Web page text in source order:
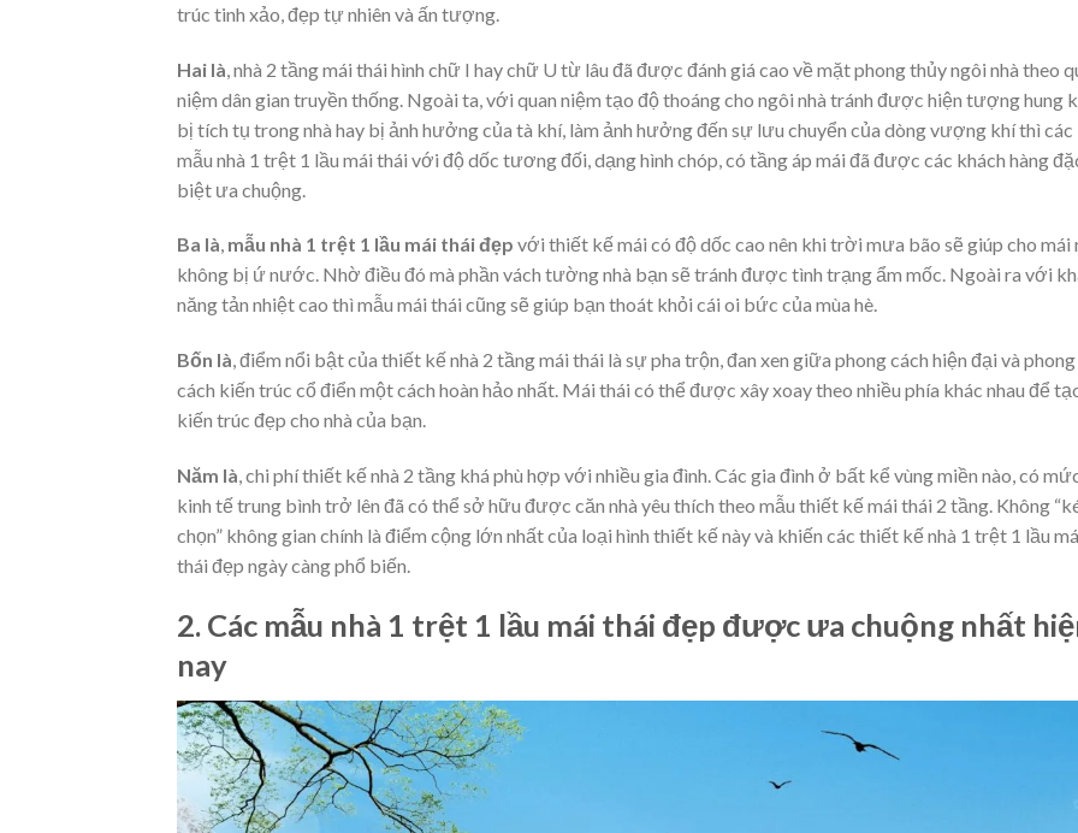
trúc tinh xảo, đẹp tự nhiên và ấn tượng.
Hai là , nhà 2 tầng mái thái hình chữ I hay chữ U từ lâu đã được đánh giá cao về mặt phong thủy ngôi nhà theo
niệm dân gian truyền thống. Ngoài ta, với quan niệm tạo độ thoáng cho ngôi nhà tránh được hiện tượng hung
bị tích tụ trong nhà hay bị ảnh hưởng của tà khí, làm ảnh hưởng đến sự lưu chuyển của dòng vượng khí thì các
mẫu nhà 1 trệt 1 lầu mái thái với độ dốc tương đối, dạng hình chóp, có tầng áp mái đã được các khách hàng
biệt ưa chuộng.
Ba là, mẫu nhà 1 trệt 1 lầu mái thái đẹp với thiết kế mái có độ dốc cao nên khi trời mưa bão sẽ giúp cho mái
không bị ứ nước. Nhờ điều đó mà phần vách tường nhà bạn sẽ tránh được tình trạng ẩm mốc. Ngoài ra với
năng tản nhiệt cao thì mẫu mái thái cũng sẽ giúp bạn thoát khỏi cái oi bức của mùa hè.
Bốn là, điểm nổi bật của thiết kế nhà 2 tầng mái thái là sự pha trộn, đan xen giữa phong cách hiện đại và phong
cách kiến trúc cổ điển một cách hoàn hảo nhất. Mái thái có thể được xây xoay theo nhiều phía khác nhau để
kiến trúc đẹp cho nhà của bạn.
Năm là, chi phí thiết kế nhà 2 tầng khá phù hợp với nhiều gia đình. Các gia đình ở bất kể vùng miền nào, có
kinh tế trung bình trở lên đã có thể sở hữu được căn nhà yêu thích theo mẫu thiết kế mái thái 2 tầng. Không
chọn” không gian chính là điểm cộng lớn nhất của loại hình thiết kế này và khiến các thiết kế nhà 1 trệt 1 lầu
thái đẹp ngày càng phổ biến.
2. Các mẫu nhà 1 trệt 1 lầu mái thái đẹp được ưa chuộng nhất
nay